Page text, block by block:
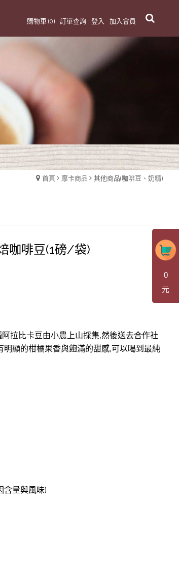
購物車 (0) 訂單查詢 登入 加入會員
首頁 摩卡商品 其他商品(咖啡豆、奶精)
咖啡豆(1磅/袋)
拉比卡豆由小農上山採集,然後送去合作社
顯的柑橘果香與飽滿的甜感,可以喝到最純
含量與風味)
0
元